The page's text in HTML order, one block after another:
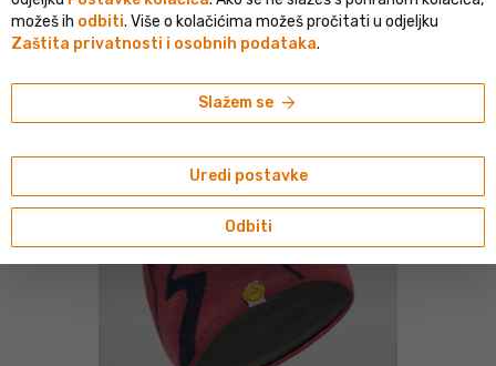
navigate_nextOdjeća navigate_nextKape, šilterice, trake za glavu i višenamjenski šalovinavigate_nextKape
La Sportiva
La Sportiva Woolly kapa, ružičasta
možeš ih odbiti. Više o kolačićima možeš pročitati u odjeljku
Zaštita privatnosti i osobnih podataka.
Uredi postavke
Odbiti
Slažem se arrow_forward